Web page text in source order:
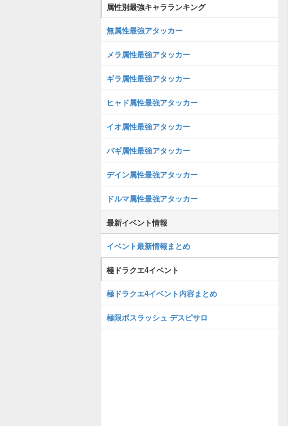
属性別最強キャラランキング
無属性最強アタッカー
メラ属性最強アタッカー
ギラ属性最強アタッカー
ヒャド属性最強アタッカー
イオ属性最強アタッカー
バギ属性最強アタッカー
デイン属性最強アタッカー
ドルマ属性最強アタッカー
最新イベント情報
イベント最新情報まとめ
極ドラクエ4イベント
極ドラクエ4イベント内容まとめ
極限ボスラッシュ デスピサロ